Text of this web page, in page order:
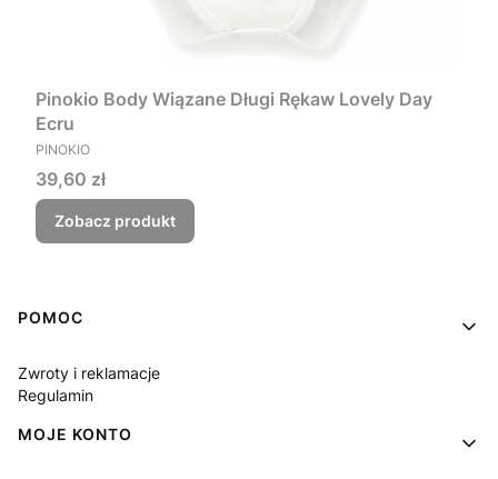
Pinokio Body Wiązane Długi Rękaw Lovely Day
Ecru
PRODUCENT
PINOKIO
Cena
39,60 zł
Zobacz produkt
Linki w stopce
POMOC
Zwroty i reklamacje
Regulamin
MOJE KONTO